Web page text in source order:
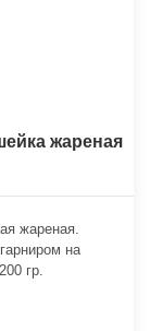
жареная
жареная.
на
гр.